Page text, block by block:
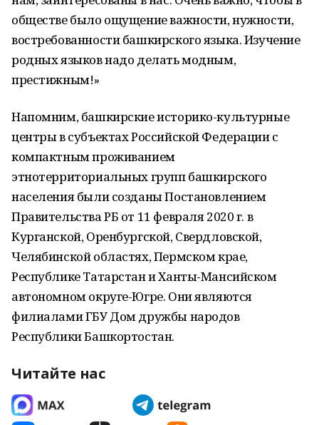
обществе было ощущение важности, нужности,
востребованности башкирского языка. Изучение
родных языков надо делать модным,
престижным!»
Напомним, башкирские историко-культурные
центры в субъектах Российской Федерации с
компактным проживанием
этнотерриториальных групп башкирского
населения были созданы Постановлением
Правительства РБ от 11 февраля 2020 г. в
Курганской, Оренбургской, Свердловской,
Челябинской областях, Пермском крае,
Республике Татарстан и Ханты-Мансийском
автономном округе-Югре. Они являются
филиалами ГБУ Дом дружбы народов
Республики Башкортостан.
Читайте нас